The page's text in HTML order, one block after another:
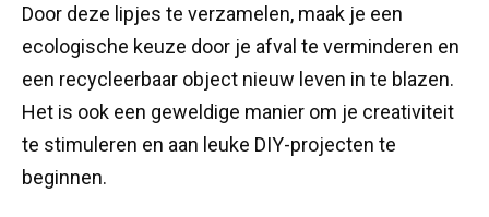
Door deze lipjes te verzamelen, maak je een
ecologische keuze door je afval te verminderen en
een recycleerbaar object nieuw leven in te blazen.
Het is ook een geweldige manier om je creativiteit
te stimuleren en aan leuke DIY-projecten te
beginnen.